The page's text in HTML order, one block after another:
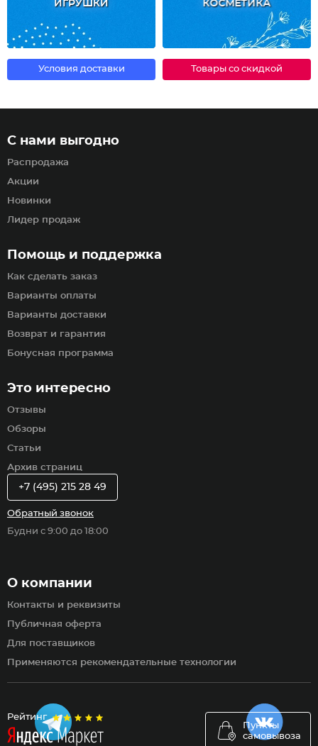
ИГРУШКИ КОСМЕТИКА
Условия доставки Товары со скидкой
Рейтинг
Пункты
самовывоза
Помощь и поддержка
Как сделать заказ
Варианты оплаты
Варианты доставки
Возврат и гарантия
Бонусная программа
С нами выгодно
Распродажа
Акции
Новинки
Лидер продаж
Это интересно
Отзывы
Обзоры
Статьи
Архив страниц
О компании
Контакты и реквизиты
Публичная оферта
Для поставщиков
Применяются рекомендательные технологии
+7 (495) 215 28 49
Обратный звонок
Будни с 9:00 до 18:00